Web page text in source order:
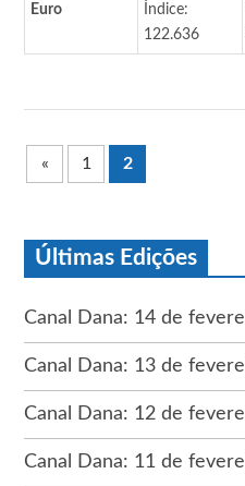
Euro
Índice:
122.636
« 1 2
Últimas Edições
Canal Dana: 14 de
Canal Dana: 13 de
Canal Dana: 12 de
Canal Dana: 11 de